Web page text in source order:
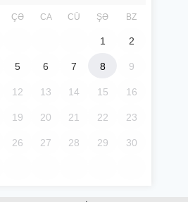
ÇƏ CA CÜ ŞƏ BZ
1 2
5 6 7 8 9
12 13 14 15 16
19 20 21 22 23
26 27 28 29 30